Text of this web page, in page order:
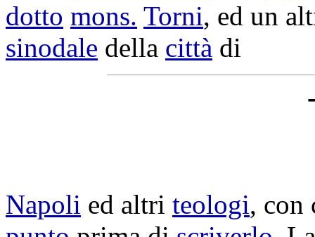
dotto mons. Torni, ed un
sinodale della città di
Napoli ed altri teologi,